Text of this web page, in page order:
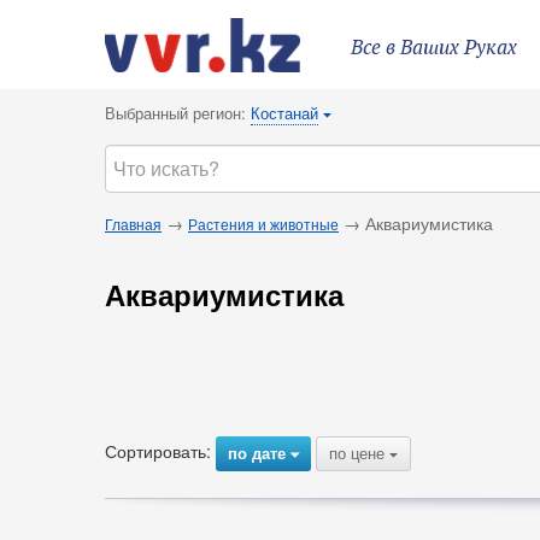
Все в Ваших Руках
Выбранный регион: Костанай {
Главная → Растения и животные → Аквариумистика
Аквариумистика
Сортировать: по дате{ по цене {